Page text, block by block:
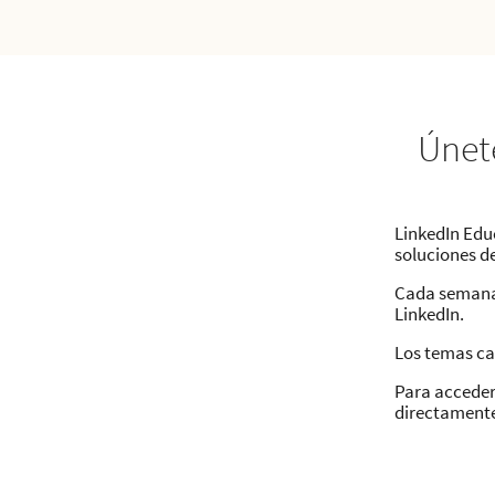
LinkedIn
soluciones
Cada
LinkedIn.
Los temas
Para